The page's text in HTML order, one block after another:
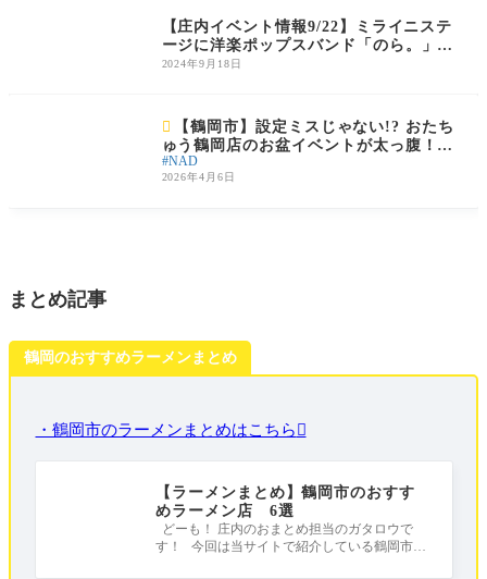
【庄内イベント情報9/22】ミライニステ
ージに洋楽ポップスバンド「のら。」が
登場
2024年9月18日

【鶴岡市】設定ミスじゃない!? おたち
ゅう鶴岡店のお盆イベントが太っ腹！先
着100名プレゼント＆増量まつり（8/13
～15）
NAD
2026年4月6日
まとめ記事
鶴岡のおすすめラーメンまとめ
・鶴岡市のラーメンまとめはこちら
【ラーメンまとめ】鶴岡市のおすす
めラーメン店 6選
どーも！ 庄内のおまとめ担当のガタロウで
す！ 今回は当サイトで紹介している鶴岡市の